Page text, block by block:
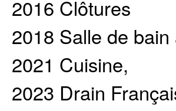
2016 Clôtures
2018 Salle de
2021 Cuisine,
2023 Drain